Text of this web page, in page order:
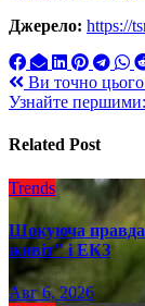
Джерело: https://
Навигация
по
записям
Ви точно цього
Узнайте першими:
Related Post
Trends
Шокуюча правда
живіт" і ЕКЗ
Авг 6, 2026